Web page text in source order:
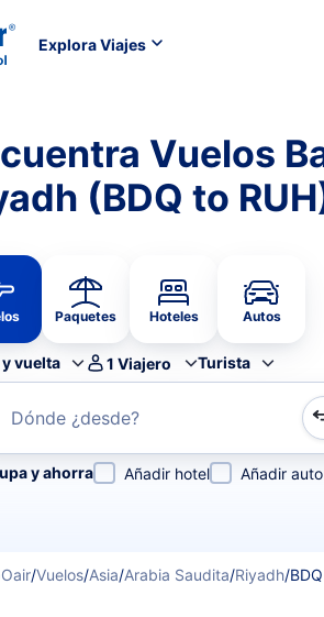
Explora Viajes
Vuelos
(BDQ to
Paquetes Hoteles Autos
y vuelta 1 Viajero Turista
Dónde ¿desde?
tu búsqueda por aerolínea, por ciudad o
y ahorra Añadir hotel Añadir auto
/Vuelos/Asia/Arabia Saudita/Riyadh/